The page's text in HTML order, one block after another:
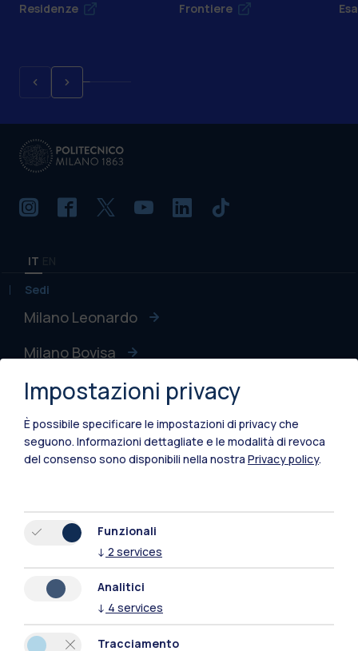
Residenze Frontiere
IT
Sedi
Milano Leonardo
Milano Bovisa
Cremona
Lecco
Mantova
Xi'an
Naviga il sito
Impostazioni privacy
È possibile specificare le impostazioni di privacy che
seguono. Informazioni dettagliate e le modalità di revoca
del consenso sono disponibili nella nostra Privacy policy.
Funzionali
↓ 2 services
Analitici
↓ 4 services
Tracciamento